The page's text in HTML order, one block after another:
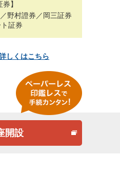
】
野村證券／ 岡三証券
証券
しくはこちら
開設